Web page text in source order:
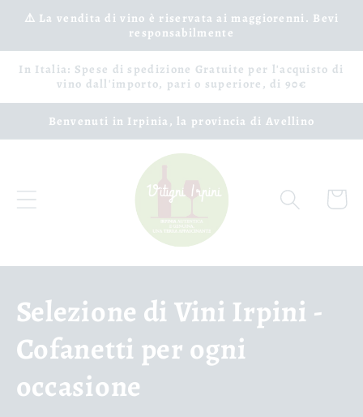
Vai
direttamente
⚠️ La vendita di vino è riservata ai maggiorenni. Bevi
responsabilmente
In Italia: Spese di spedizione Gratuite per l'acquisto di
vino dall'importo, pari o superiore, di 90€
Benvenuti in Irpinia, la provincia di Avellino
Carrello
C
o
l
Selezione di Vini Irpini -
Cofanetti per ogni
occasione